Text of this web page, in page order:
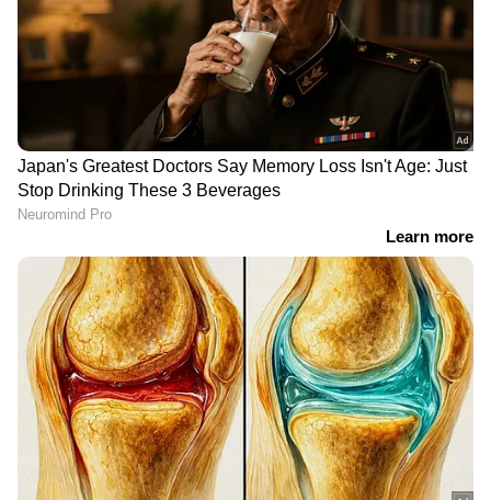
വീഡിയോ കണ്ട കോപത്തിലാണ് താൻ
സഹോദരിയെ വെടിവെച്ച് കൊന്നതെന്ന് ഹംസ
പോലീസിനോട് പറഞ്ഞു. ഈ വർഷം
ഫെബ്രുവരിയിൽ ഫൈസലാബാദിൽ 19
കാരിയായ നർത്തകി ആയിഷയെ മുൻ
ഭർത്താവ് വെടിവച്ചു കൊന്നിരുന്നു.
LATEST VIDEOS
ചെന്നിത്തലയിൽ വെള്ളക്കെട്ട്; മഴ
മാറി നിൽക്കുന്നത് താത്കാലിക
ആശ്വാസം
ദില്ലിയിൽ റെഡ് അലർട്ട് പ്രഖ്യാപിച്ചു;
കനത്ത മഴ തുടരുമെന്ന് മുന്നറിയിപ്പ്